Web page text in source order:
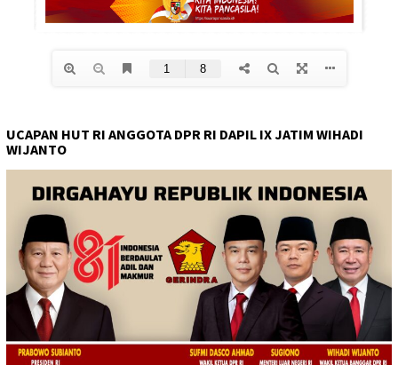
UCAPAN HUT RI ANGGOTA DPR RI DAPIL IX JATIM WIHADI
WIJANTO